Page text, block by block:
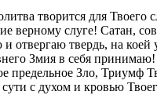
творится для
верному слуге! Сатан,
и отвергаю твердь, на
Змия в себя принимаю!
предельное Зло, Триумф
с духом и кровью